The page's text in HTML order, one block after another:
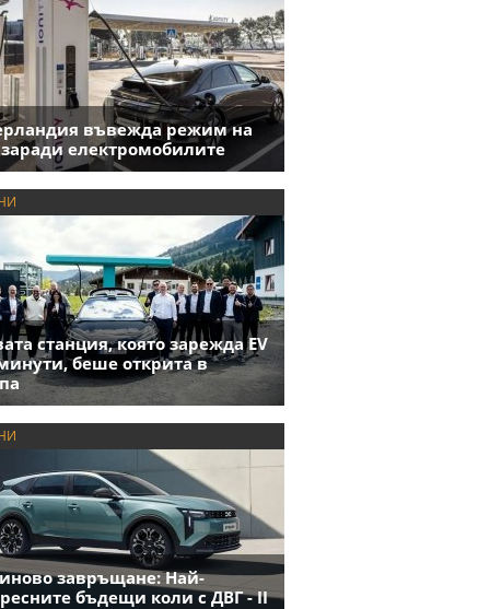
въвежда режим на
заради електромобилите
станция, която зарежда EV
беше открита в
завръщане: Най-
бъдещи коли с ДВГ - II